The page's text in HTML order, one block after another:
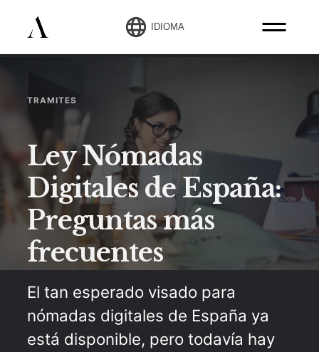
IDIOMA
TRAMITES
Ley Nómadas
Digitales de España:
Preguntas más
frecuentes
El tan esperado visado para
nómadas digitales de España ya
está disponible, pero todavía hay